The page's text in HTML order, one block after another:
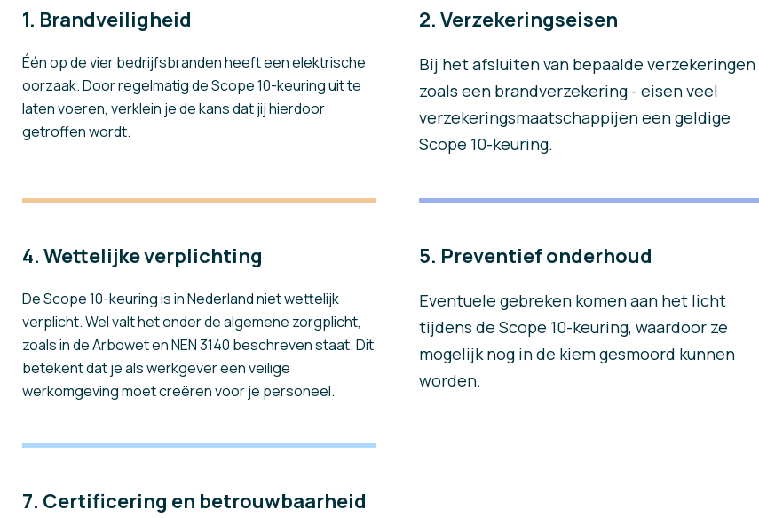
1. Brandveiligheid
Één op de vier bedrijfsbranden heeft een elektrische
oorzaak. Door regelmatig de Scope 10-keuring uit te
laten voeren, verklein je de kans dat jij hierdoor
getroffen wordt.
2. Verzekeringseisen
Bij het afsluiten van bepaalde verzekeringen
zoals een brandverzekering - eisen veel
verzekeringsmaatschappijen een geldige
Scope 10-keuring.
4. Wettelijke verplichting
De Scope 10-keuring is in Nederland niet wettelijk
verplicht. Wel valt het onder de algemene zorgplicht,
zoals in de Arbowet en NEN 3140 beschreven staat. Dit
betekent dat je als werkgever een veilige
werkomgeving moet creëren voor je personeel.
5. Preventief onderhoud
Eventuele gebreken komen aan het licht
tijdens de Scope 10-keuring, waardoor ze
mogelijk nog in de kiem gesmoord kunnen
worden.
7. Certificering en betrouwbaarheid